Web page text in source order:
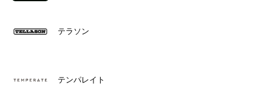
テラソン
テンパレイト